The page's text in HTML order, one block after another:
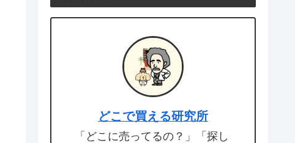
どこで買える研究所
「どこに売ってるの？」「探し